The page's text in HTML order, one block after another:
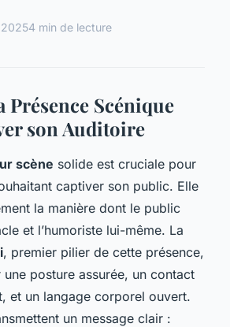
4 min de lecture
Présence Scénique
son Auditoire
scène solide est cruciale pour
captiver son public. Elle
la manière dont le public
et l’humoriste lui-même. La
, premier pilier de cette présence,
une posture assurée, un contact
et un langage corporel ouvert.
un message clair :